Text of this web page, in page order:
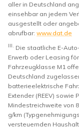
aller in Deutschland
einsehbar an jedem
ausgestellt oder
abrufbar: www.dat.de
III. Die staatliche E-
Erwerb oder Leasing
Fahrzeugklasse M1
Deutschland
batterieelektrische
Extender (REEV) sowie
Mindestreichweite von
g/km
versteuernden